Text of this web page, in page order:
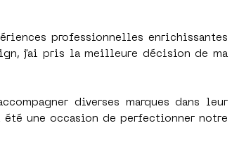
professionnelles enrichissantes
j'ai pris la meilleure décision de ma
diverses marques dans leur
été une occasion de perfectionner notre